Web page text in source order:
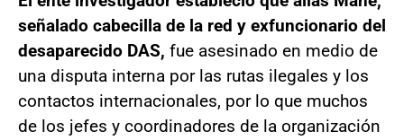
señalado cabecilla de la red y exfuncionario del
desaparecido DAS, fue asesinado en medio de
una disputa interna por las rutas ilegales y los
contactos internacionales, por lo que muchos
de los jefes y coordinadores de la organización